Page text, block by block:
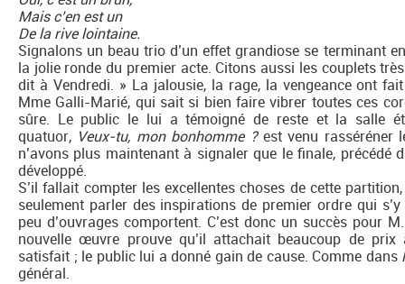
Mais c’en est un
De la rive lointaine.
Signalons un beau trio d’un effet grandiose se terminant
la jolie ronde du premier acte. Citons aussi les couplets
dit à Vendredi. » La jalousie, la rage, la vengeance ont
Mme Galli-Marié, qui sait si bien faire vibrer toutes ces
sûre. Le public le lui a témoigné de reste et la salle
quatuor, Veux-tu, mon bonhomme ?est venu rasséréner
n’avons plus maintenant à signaler que le finale,
développé.
S’il fallait compter les excellentes choses de cette
seulement parler des inspirations de premier ordre qui
peu d’ouvrages comportent. C’est donc un succès pour
nouvelle œuvre prouve qu’il attachait beaucoup de
satisfait ; le public lui a donné gain de cause. Comme dans
général.